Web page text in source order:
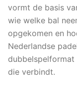
vormt de basis
wie welke bal
opgekomen en
Nederlandse
die verbindt.